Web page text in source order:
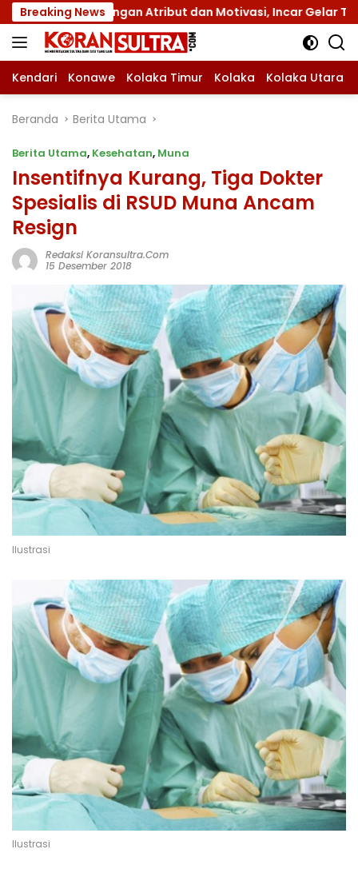
Langsung
ke
konten
Breaking News
dengan Atribut dan Motivasi, Incar Gelar Terbaik di
Kendari Konawe Kolaka Timur Kolaka Kolaka Utara
Beranda Berita Utama
Berita Utama, Kesehatan, Muna
Insentifnya Kurang, Tiga Dokter
Spesialis di RSUD Muna Ancam
Resign
Redaksi Koransultra.com
15 Desember 2018
Ilustrasi
Ilustrasi